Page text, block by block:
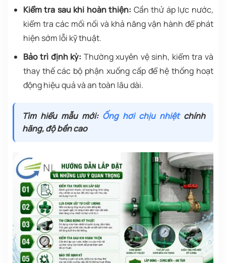
Kiểm tra sau khi hoàn thiện: Cần thử áp lực nước,
kiểm tra các mối nối và khả năng vận hành để phát
hiện sớm lỗi kỹ thuật.
Bảo trì định kỳ: Thường xuyên vệ sinh, kiểm tra và
thay thế các bộ phận xuống cấp để hệ thống hoạt
động hiệu quả và an toàn lâu dài.
Tìm hiểu mẫu mới: Ống hơi chịu nhiệtchính
hãng, độ bền cao